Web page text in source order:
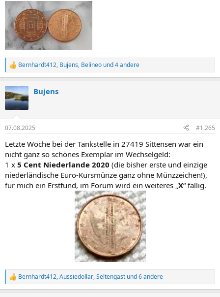
R
e
k
t
i
e
:
Bernhardt412, Bujens, Belineo und 4 andere
Bujens
07.08.2025 #1.265
Letzte Woche bei der Tankstelle in 27419 Sittensen war ein
nicht ganz so schönes Exemplar im Wechselgeld:
1 x 5 Cent Niederlande 2020 (die bisher erste und einzige
niederländische Euro-Kursmünze ganz ohne Münzzeichen!),
für mich ein Erstfund, im Forum wird ein weiteres „ X“ fällig.
R
e
Bernhardt412,Aussiedollar,Seltengast und 6 andere